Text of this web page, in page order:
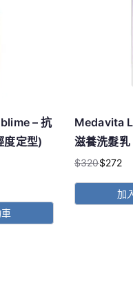
– 抗
度定型)
Medavita
滋養洗髮乳
$320
原
始
價
$272
目
前
價
加